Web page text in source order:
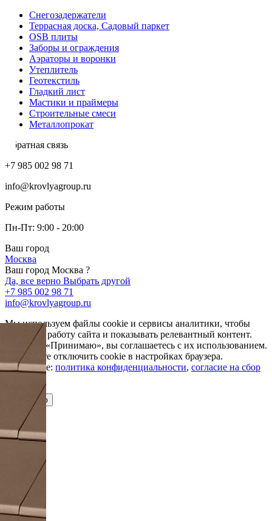
Снегозадержатели
Террасная доска, Садовый паркет
OSB плиты
Заборы и ограждения
Аэраторы и воронки
Утеплитель
Геотекстиль
Гладкий лист
Мастики и праймеры
Строительные смеси
Металлопрокат
Обратная связь
+7 985 002 98 71
info@krovlyagroup.ru
Режим работы
Пн-Пт: 9:00 - 20:00
Ваш город
Москва
Ваш город Москва ?
Да, все верно Выбрать другой
+7 985 002 98 71
info@krovlyagroup.ru
Мы используем файлы cookie и сервисы аналитики, чтобы
улучшить работу сайта и показывать релевантный контент.
Нажимая «Принимаю», вы соглашаетесь с их использованием.
Вы можете отключить cookie в настройках браузера.
Подробнее: политика конфиденциальности, согласие на сбор
Принимаю